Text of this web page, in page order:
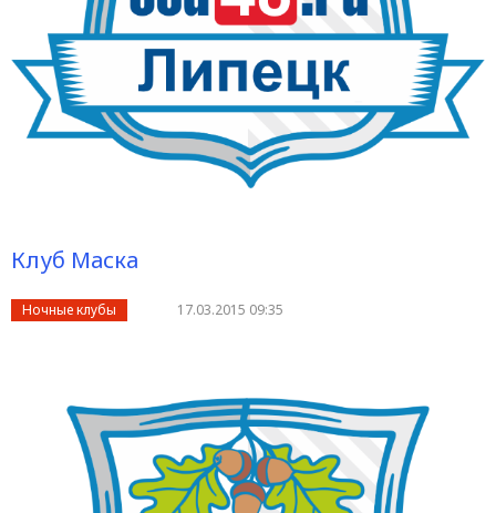
Клуб Маска
Ночные клубы 17.03.2015 09:35